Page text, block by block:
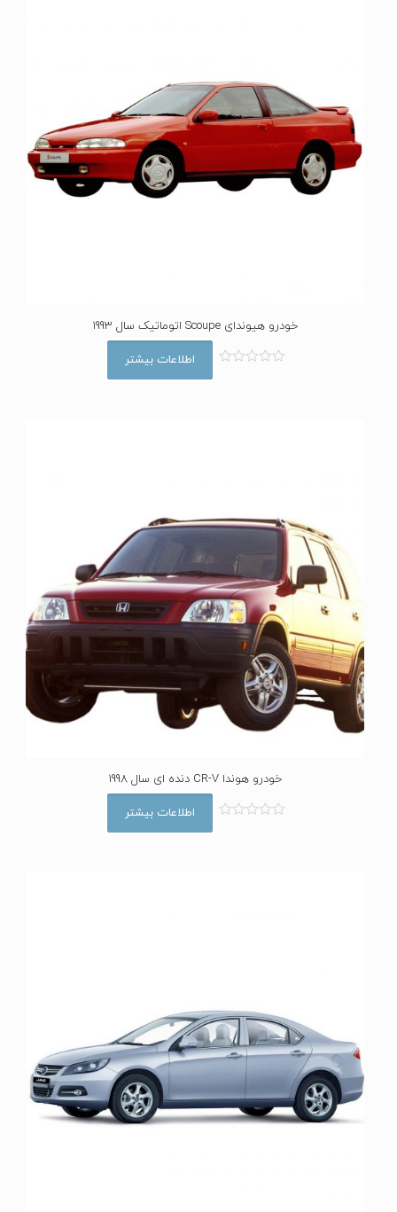
خودرو هیوندای Scoupe اتوماتیک سال 1993
اطلاعات بیشتر
خودرو هوندا CR-V دنده ای سال 1998
اطلاعات بیشتر